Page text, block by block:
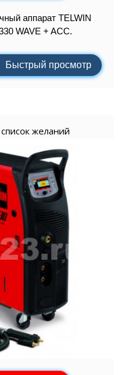
аппарат TELWIN
WAVE + ACC.
Быстрый просмотр
желаний